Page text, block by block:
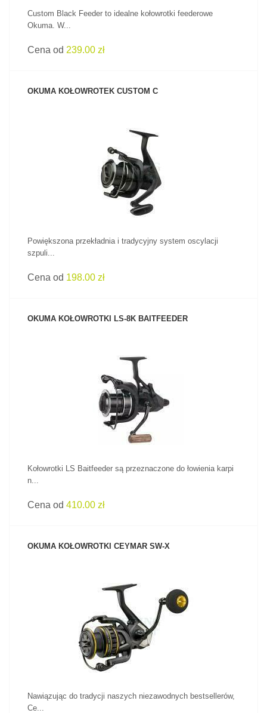
Custom Black Feeder to idealne kołowrotki feederowe
Okuma. W...
Cena od 239.00 zł
OKUMA KOŁOWROTEK CUSTOM C
ZOBACZ PRODUKT
Powiększona przekładnia i tradycyjny system oscylacji
szpuli...
Cena od 198.00 zł
OKUMA KOŁOWROTKI LS-8K BAITFEEDER
ZOBACZ PRODUKT
Kołowrotki LS Baitfeeder są przeznaczone do łowienia karpi
n...
Cena od 410.00 zł
OKUMA KOŁOWROTKI CEYMAR SW-X
ZOBACZ PRODUKT
Nawiązując do tradycji naszych niezawodnych bestsellerów,
Ce...